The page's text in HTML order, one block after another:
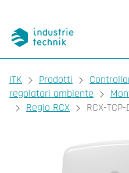
You are here:
ITK Prodotti
regolatori ambiente
Regio RCX
RCX-TCP-